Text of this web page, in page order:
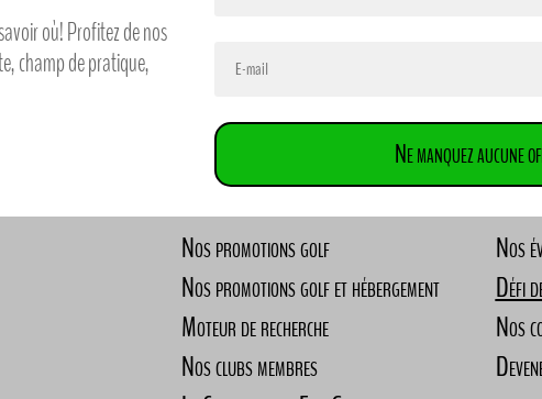
où! Profitez de nos
champ de pratique,
Ne manquez aucune
Nos promotions golf
Nos promotions golf et hébergement
Moteur de recherche
Nos clubs membres
Nos
Défi
Nos